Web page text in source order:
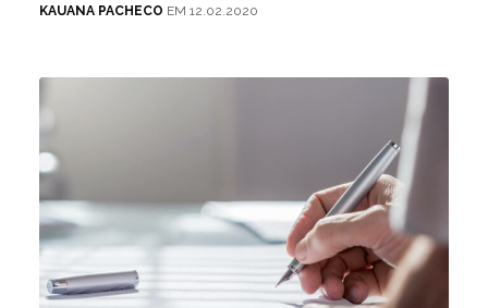
KAUANA PACHECO EM 12.02.2020